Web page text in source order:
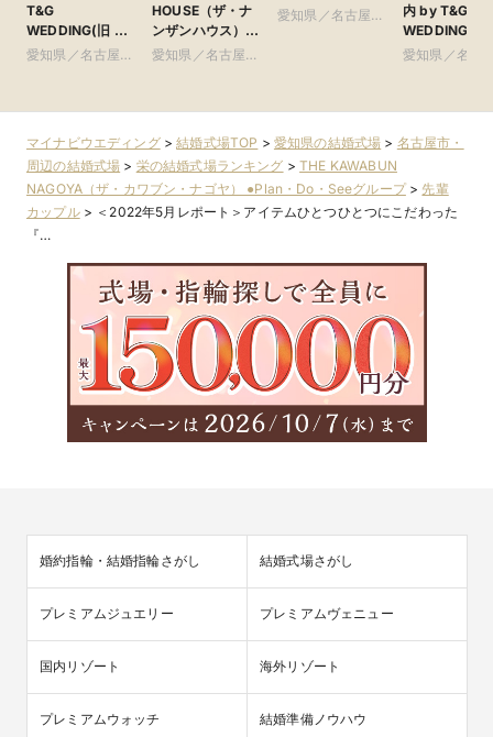
T&G
WEDDING(旧 イ
ンフィニート 名
愛知県／名古屋
HOUSE（ザ・ナ
ンザンハウス）
●Plan・Do・See
愛知県／名古屋
愛知県／名古屋
内 by T&G
WEDDING(旧
リフォーリア
愛知県／名古
マイナビウエディング>結婚式場TOP > 愛知県の結婚式場 > 名古屋市・
周辺の結婚式場 > 栄の結婚式場ランキング >THE KAWABUN
NAGOYA（ザ・カワブン・ナゴヤ） ●Plan・Do・Seeグループ> 先輩
カップル> ＜2022年5月レポート＞アイテムひとつひとつにこだわった
『…
婚約指輪・結婚指輪さがし 結婚式場さがし
プレミアムジュエリー プレミアムヴェニュー
国内リゾート 海外リゾート
プレミアムウォッチ 結婚準備ノウハウ